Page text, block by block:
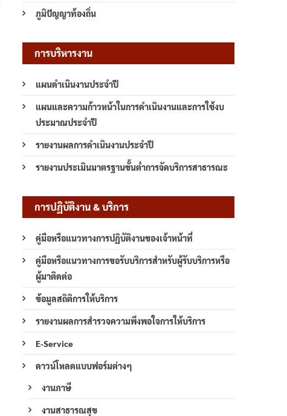
ภูมิปัญญาท้องถิ่น
การบริหารงาน
แผนดำเนินงานประจำปี
แผนและความก้าวหน้าในการดำเนินงานและการใช้งบ
ประมาณประจำปี
รายงานผลการดำเนินงานประจำปี
รายงานประเมินมาตรฐานขั้นต่ำการจัดบริการสาธารณะ
การปฏิบัติงาน & บริการ
คู่มือหรือแนวทางการปฏิบัติงานของเจ้าหน้าที่
คู่มือหรือแนวทางการขอรับบริการสำหรับผู้รับบริการหรือ
ผู้มาติดต่อ
ข้อมูลสถิติการให้บริการ
รายงานผลการสำรวจความพึงพอใจการให้บริการ
E-Service
ดาวน์โหลดแบบฟอร์มต่างๆ
งานภาษี
งานสาธารณสุข